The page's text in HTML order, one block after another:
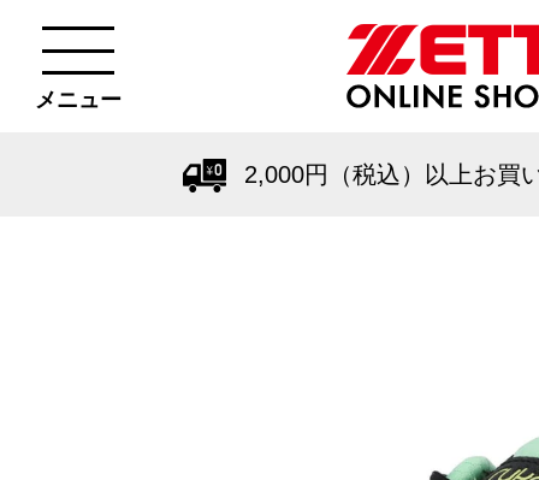
メニュー
2,000円（税込）以上お買